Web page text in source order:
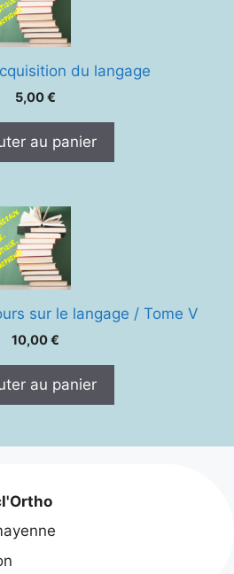
du langage
5,00€
au panier
sur le langage / Tome V
10,00€
au panier